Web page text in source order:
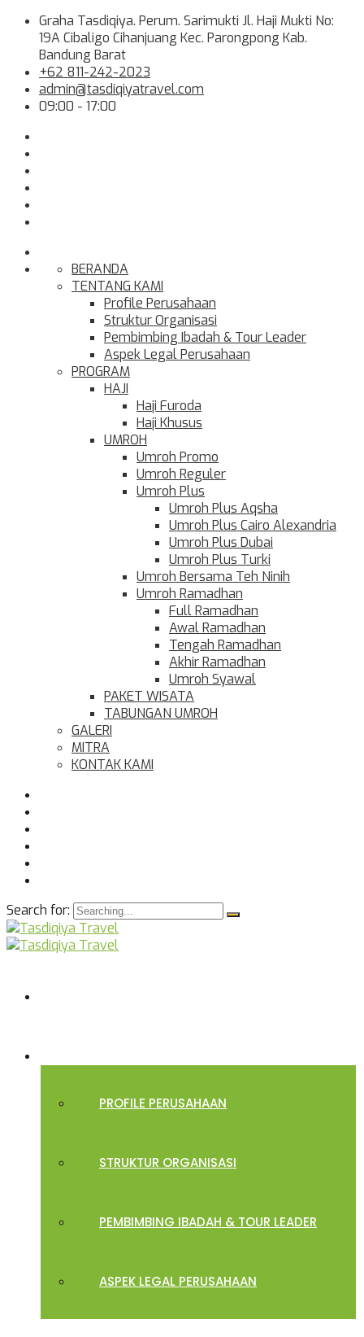
Graha Tasdiqiya. Perum. Sarimukti Jl. Haji Mukti No:
19A Cibaligo Cihanjuang Kec. Parongpong Kab.
Bandung Barat
+62 811-242-2023
admin@tasdiqiyatravel.com
09:00 - 17:00
BERANDA
TENTANG KAMI
Profile Perusahaan
Struktur Organisasi
Pembimbing Ibadah & Tour Leader
Aspek Legal Perusahaan
PROGRAM
HAJI
Haji Furoda
Haji Khusus
UMROH
Umroh Promo
Umroh Reguler
Umroh Plus
Umroh Plus Aqsha
Umroh Plus Cairo Alexandria
Umroh Plus Dubai
Umroh Plus Turki
Umroh Bersama Teh Ninih
Umroh Ramadhan
Full Ramadhan
Awal Ramadhan
Tengah Ramadhan
Akhir Ramadhan
Umroh Syawal
PAKET WISATA
TABUNGAN UMROH
GALERI
MITRA
KONTAK KAMI
Search for:
PROFILE PERUSAHAAN
STRUKTUR ORGANISASI
PEMBIMBING IBADAH & TOUR LEADER
ASPEK LEGAL PERUSAHAAN